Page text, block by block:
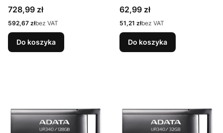
280R/100W V60 FULL
HD/4K
Cena
728,99 zł
Cena
592,67 złbez VAT
Do koszyka
Black-Blue
Cena
62,99 zł
Cena
51,21 złbez VAT
Do koszyka